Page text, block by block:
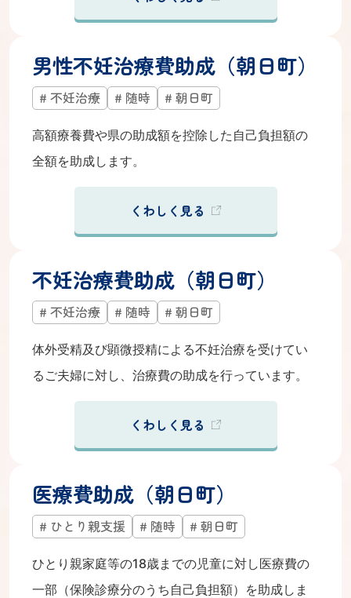
男性不妊治療費助成（朝日町）
不妊治療 随時 朝日町
高額療養費や県の助成額を控除した自己負担額の
全額を助成します。
くわしく見る
不妊治療費助成（朝日町）
不妊治療 随時 朝日町
体外受精及び顕微授精による不妊治療を受けてい
るご夫婦に対し、治療費の助成を行っています。
くわしく見る
医療費助成（朝日町）
ひとり親支援 随時 朝日町
ひとり親家庭等の18歳までの児童に対し医療費の
一部（保険診療分のうち自己負担額）を助成しま